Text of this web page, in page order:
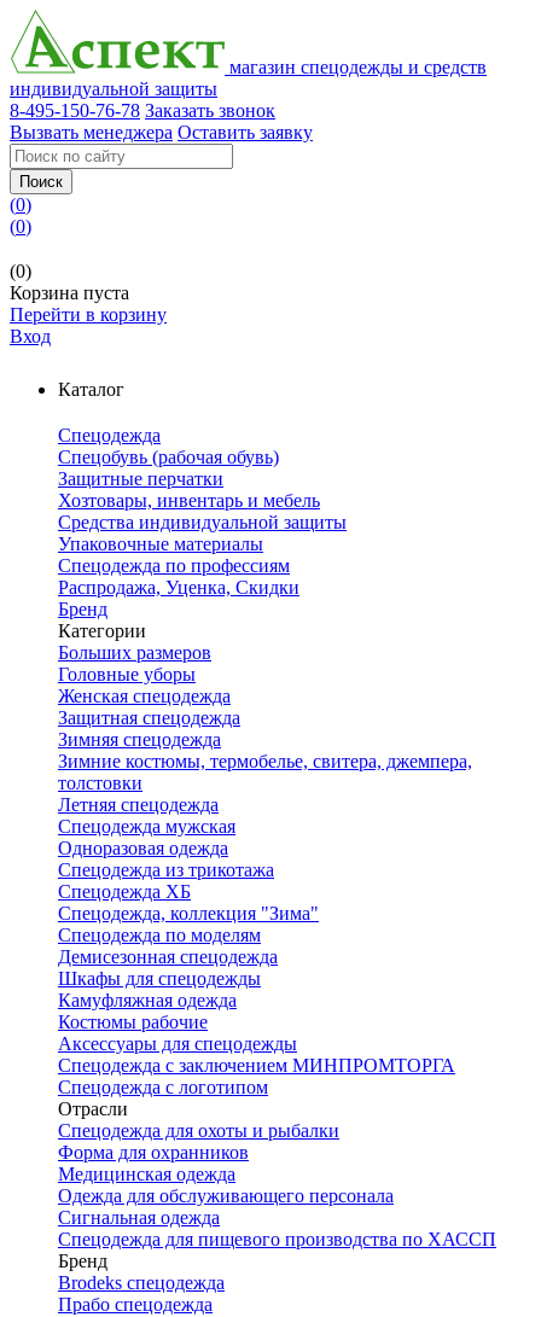
магазин спецодежды и средств
индивидуальной защиты
8-495-150-76-78 Заказать звонок
Вызвать менеджера Оставить заявку
Поиск
(0)
(0)
(0)
Корзина пуста
Перейти в корзину
Вход
Каталог
Спецодежда
Спецобувь (рабочая обувь)
Защитные перчатки
Хозтовары, инвентарь и мебель
Средства индивидуальной защиты
Упаковочные материалы
Спецодежда по профессиям
Распродажа, Уценка, Скидки
Бренд
Категории
Больших размеров
Головные уборы
Женская спецодежда
Защитная спецодежда
Зимняя спецодежда
Зимние костюмы, термобелье, свитера, джемпера,
толстовки
Летняя спецодежда
Спецодежда мужская
Одноразовая одежда
Спецодежда из трикотажа
Спецодежда ХБ
Спецодежда, коллекция "Зима"
Спецодежда по моделям
Демисезонная спецодежда
Шкафы для спецодежды
Камуфляжная одежда
Костюмы рабочие
Аксессуары для спецодежды
Спецодежда с заключением МИНПРОМТОРГА
Спецодежда с логотипом
Отрасли
Спецодежда для охоты и рыбалки
Форма для охранников
Медицинская одежда
Одежда для обслуживающего персонала
Сигнальная одежда
Спецодежда для пищевого производства по ХАССП
Бренд
Brodeks спецодежда
Прабо спецодежда